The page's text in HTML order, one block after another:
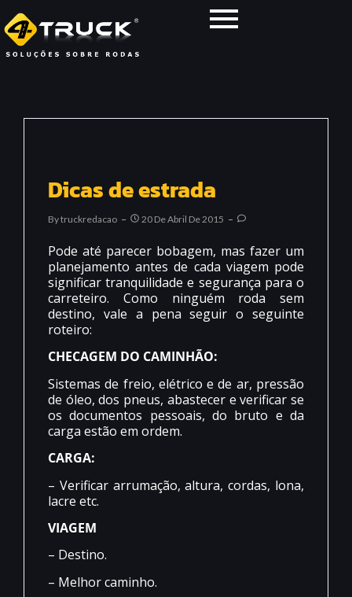
Dicas de estrada
ByTruckredacao 20 De Abril De 2015
Pode até parecer bobagem, mas fazer um
planejamento antes de cada viagem pode
significar tranquilidade e segurança para o
carreteiro. Como ninguém roda sem
destino, vale a pena seguir o seguinte
roteiro:
CHECAGEM DO CAMINHÃO:
Sistemas de freio, elétrico e de ar, pressão
de óleo, dos pneus, abastecer e verificar se
os documentos pessoais, do bruto e da
carga estão em ordem.
CARGA:
– Verificar arrumação, altura, cordas, lona,
lacre etc.
VIAGEM
– Destino.
– Melhor caminho.